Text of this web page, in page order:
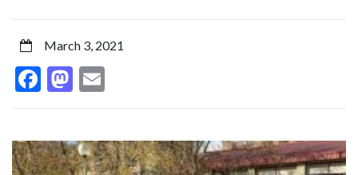
Iturrama
y
y
March 3, 2021
Facebook
Mastodon
Image